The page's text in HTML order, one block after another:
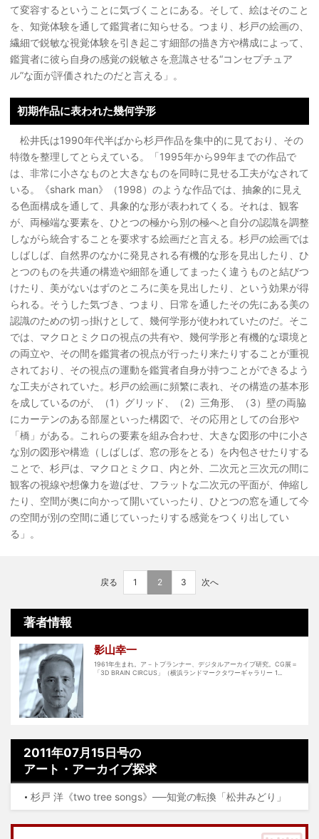
て変容するということに気づくことにある。そして、絵はそのこと
を、知覚体験を通して鑑賞者に知らせる。つまり、杉戸の絵画の、
繊細で鋭敏な視覚体験を引き起こす細部の描き方や構成によって、
鑑賞者に彼ら自身の感覚の鋭敏さを意識させる“コンセプチュア
ル”な面が評価されたのだと言える」。
初期作品に表われた幾何学形
松井氏は1990年代半ばから杉戸作品を集中的に見ており、その
特徴を整理してとらえている。「1995年から99年までの作品で
は、非常に小さなものと大きなものを同時に見せる工夫がなされて
いる。《shark man》（1998）のような作品では、抽象的に見え
る色面構成を通して、具象的な形が表われてくる。それは、観客
が、両極端な要素を、ひとつの極から別の極へと自分の認識を調整
しながら統合することを要求する絵画だと言える。杉戸の絵画では
しばしば、自然界のなかに発見される有機的な形を見出したり、ひ
とつのものを共通の構造や細部を通してまったく違うものと結びつ
けたり、美がないはずのところに美を見出したり、という効果が得
られる。そうした気づき、つまり、日常を通したその先にある美の
認識のための切っ掛けとして、幾何学形が使われていたのだ。そこ
では、マクロとミクロの視点の共有や、幾何学形と有機的な環境と
の両立や、その間を鑑賞者の視点が行ったり来たりすることが重視
されており、その視点の運動を鑑賞者自身が持つことができるよう
な工夫がされていた。杉戸の絵画に頻繁に表れ、その構造の基本形
を成しているのが、（1）グリッド、（2）三角形、（3）壁の両脇
にカーテンのある部屋といった構図で、その応用としての台形や
「橋」がある。これらの要素を組み合わせ、大きな図形の中に小さ
な別の図形や構造（しばしば、窓の形をとる）を内包させたりする
ことで、杉戸は、マクロとミクロ、内と外、二次元と三次元の間に
観客の視線や想像力を遊ばせ、フラットな二次元の平面が、伸縮し
たり、空間が奥に向かって開いていったり、ひとつの窓を通して今
の空間が別の空間に通じていったりする感覚をつくり出してい
る」。
戻る 1 2 3 次へ
著者情報
影山幸一
1961年生まれ。ア－トプランナー、デジタルアーカイブ研究。CG展＝
「3D BRAIN CIRCUS」（横浜ランドマークタワーギャラリー 1...
2011年07月15日号の
アート・アーカイブ探求
杉戸 洋《two tree songs》──知覚の転換「松井みどり」